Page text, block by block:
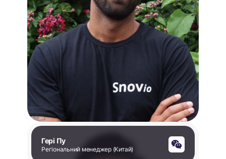
Гері Пу
Регіональний менеджер (Китай)